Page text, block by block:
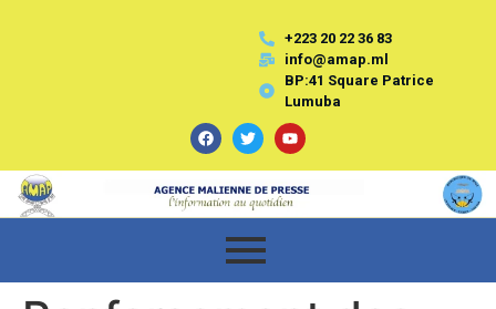
+223 20 22 36 83
info@amap.ml
BP:41 Square Patrice
Lumuba